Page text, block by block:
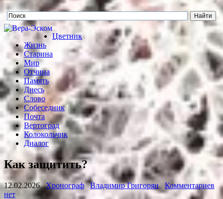
Цветник
Жизнь
Старина
Мир
Отчина
Память
Днесь
Слово
Собеседник
Почта
Вертоград
Колокольчик
Диалог
Как защитить?
12.02.2026 Хронограф Владимир Григорян
Комментариев
нет